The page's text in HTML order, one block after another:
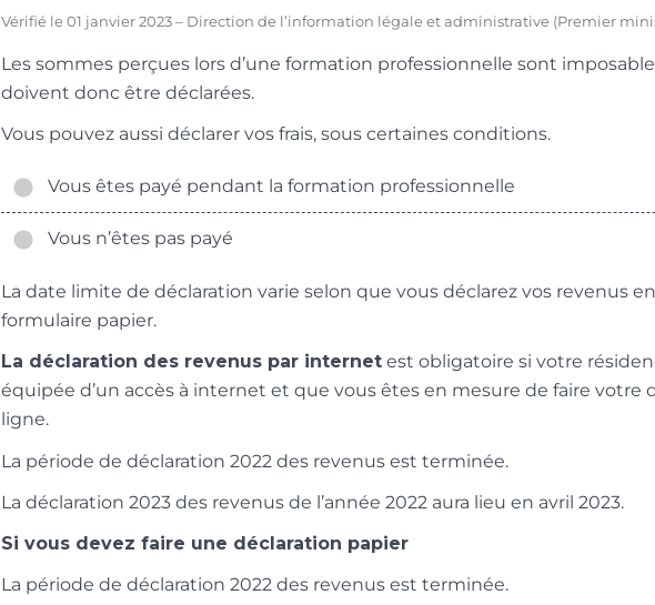
Vérifié le 01 janvier 2023 – Direction de l’information légale et administrative (Premier
Les sommes perçues lors d’une formation professionnelle sont
doivent donc être déclarées.
Vous pouvez aussi déclarer vos frais, sous certaines conditions.
Vous êtes payé pendant la formation professionnelle
Vous n’êtes pas payé
La date limite de déclaration varie selon que vous déclarez vos revenus
formulaire papier.
La déclaration des revenus par internet est obligatoire si votre
équipée d’un accès à internet et que vous êtes en mesure de faire votre
ligne.
La période de déclaration 2022 des revenus est terminée.
La déclaration 2023 des revenus de l’année 2022 aura lieu en avril 2023.
Si vous devez faire une déclaration papier
La période de déclaration 2022 des revenus est terminée.